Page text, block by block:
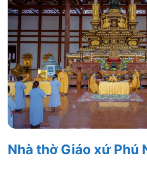
Nhà thờ Giáo xứ Phú